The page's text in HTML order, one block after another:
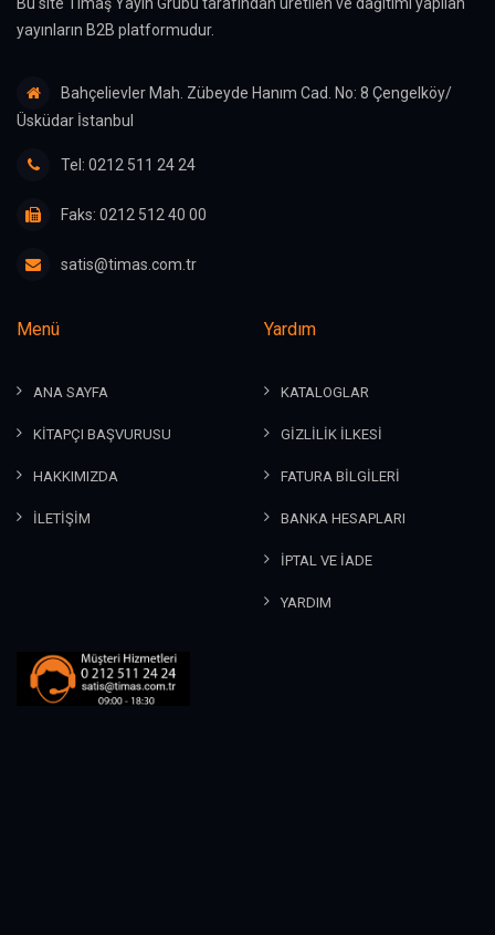
yayınların B2B platformudur.
Bahçelievler Mah. Zübeyde Hanım Cad. No: 8 Çengelköy/
Üsküdar İstanbul
Tel: 0212 511 24 24
Faks: 0212 512 40 00
satis@timas.com.tr
Menü
ANA SAYFA
KİTAPÇI BAŞVURUSU
HAKKIMIZDA
İLETİŞİM
Yardım
KATALOGLAR
GİZLİLİK İLKESİ
FATURA BİLGİLERİ
BANKA HESAPLARI
İPTAL VE İADE
YARDIM